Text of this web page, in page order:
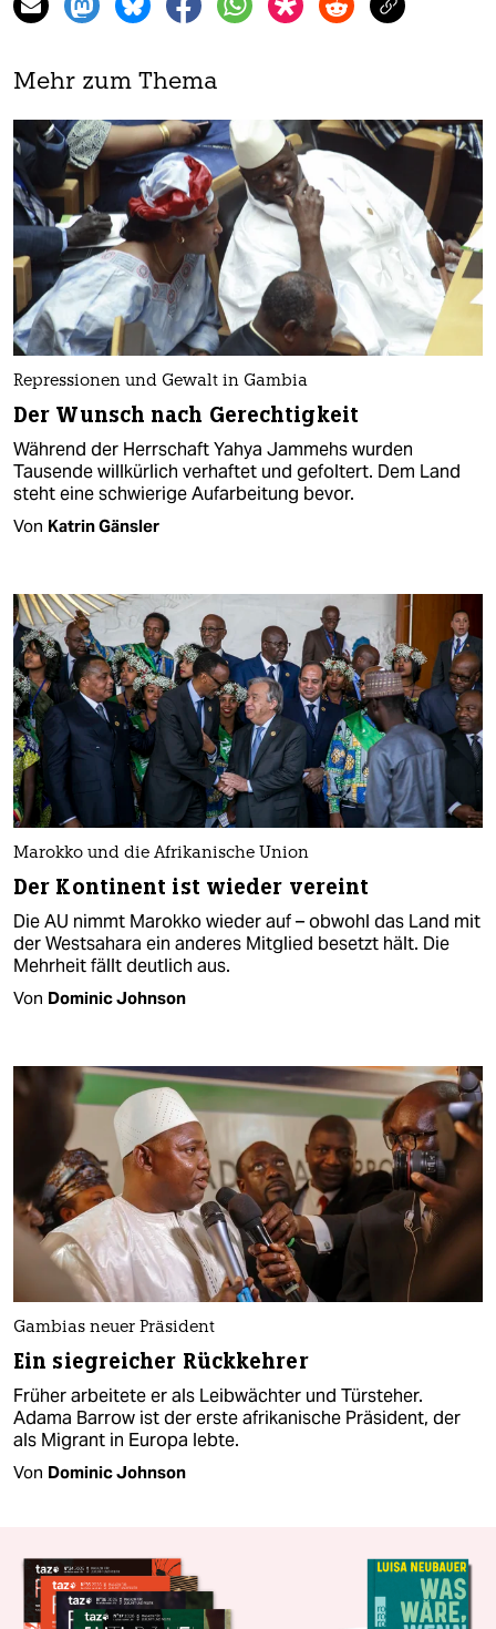
Mehr zum Thema
Repressionen und Gewalt in Gambia
Der Wunsch nach Gerechtigkeit
Während der Herrschaft Yahya Jammehs wurden
Tausende willkürlich verhaftet und gefoltert. Dem Land
steht eine schwierige Aufarbeitung bevor.
Von Katrin Gänsler
Marokko und die Afrikanische Union
Der Kontinent ist wieder vereint
Die AU nimmt Marokko wieder auf – obwohl das Land mit
der Westsahara ein anderes Mitglied besetzt hält. Die
Mehrheit fällt deutlich aus.
Von Dominic Johnson
Gambias neuer Präsident
Ein siegreicher Rückkehrer
Früher arbeitete er als Leibwächter und Türsteher.
Adama Barrow ist der erste afrikanische Präsident, der
als Migrant in Europa lebte.
Von Dominic Johnson